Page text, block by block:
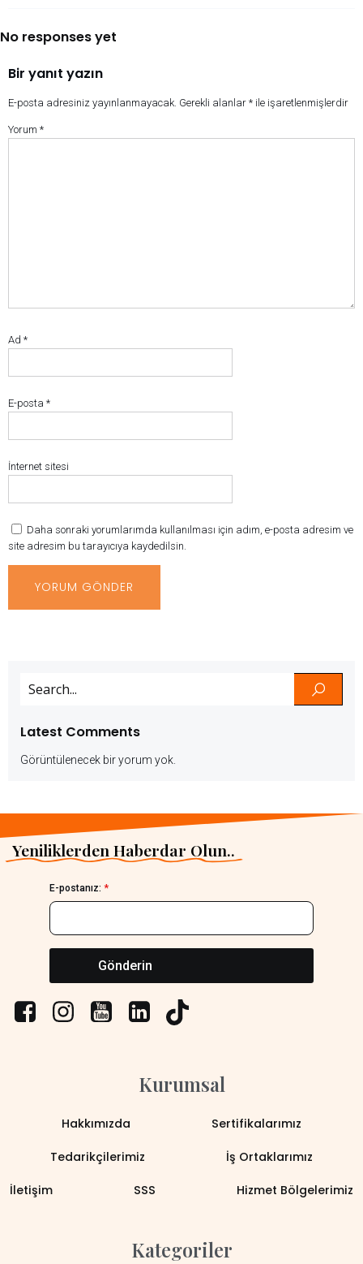
No responses yet
Bir yanıt yazın
E-posta adresiniz yayınlanmayacak. Gerekli alanlar * ile işaretlenmişlerdir
Yorum *
Ad *
E-posta *
İnternet sitesi
Daha sonraki yorumlarımda kullanılması için adım, e-posta adresim ve
site adresim bu tarayıcıya kaydedilsin.
Latest Comments
Görüntülenecek bir yorum yok.
Yeniliklerden Haberdar Olun..
E-postanız: *
Gönderin
Kurumsal
Hakkımızda Sertifikalarımız
Tedarikçilerimiz İş Ortaklarımız
İletişim SSS Hizmet Bölgelerimiz
Kategoriler